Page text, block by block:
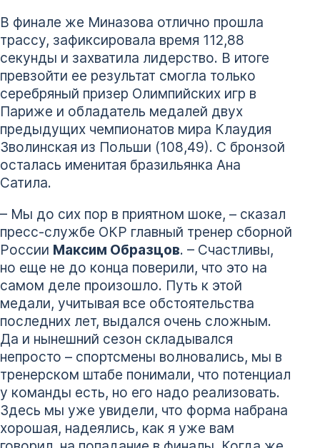
В финале же Миназова отлично прошла
трассу, зафиксировала время 112,88
секунды и захватила лидерство. В итоге
превзойти ее результат смогла только
серебряный призер Олимпийских игр в
Париже и обладатель медалей двух
предыдущих чемпионатов мира Клаудия
Зволинская из Польши (108,49). С бронзой
осталась именитая бразильянка Ана
Сатила.
– Мы до сих пор в приятном шоке, – сказал
пресс-службе ОКР главный тренер сборной
России Максим Образцов. – Счастливы,
но еще не до конца поверили, что это на
самом деле произошло. Путь к этой
медали, учитывая все обстоятельства
последних лет, выдался очень сложным.
Да и нынешний сезон складывался
непросто – спортсмены волновались, мы в
тренерском штабе понимали, что потенциал
у команды есть, но его надо реализовать.
Здесь мы уже увидели, что форма набрана
хорошая, надеялись, как я уже вам